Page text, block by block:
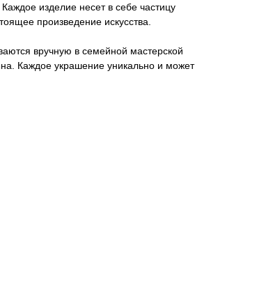
изделие несет в себе частицу
произведение искусства.
вручную в семейной мастерской
Каждое украшение уникально и может